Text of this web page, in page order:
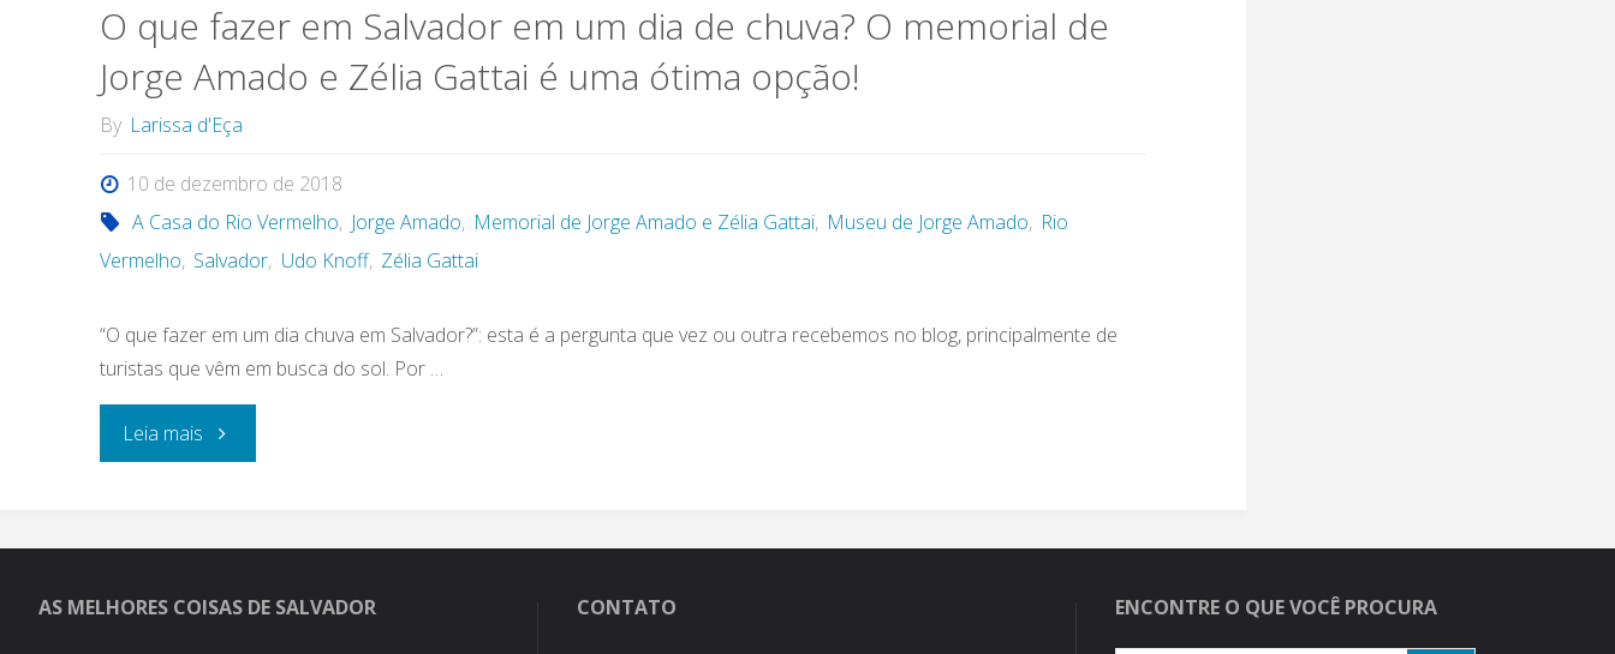
O que fazer em Salvador em um dia de chuva? O memorial de
Jorge Amado e Zélia Gattai é uma ótima opção!
By Larissa d'Eça
10 de dezembro de 2018
A Casa do Rio Vermelho, Jorge Amado, Memorial de Jorge Amado e Zélia Gattai, Museu de Jorge Amado, Rio
Vermelho, Salvador, Udo Knoff, Zélia Gattai
“O que fazer em um dia chuva em Salvador?”: esta é a pergunta que vez ou outra recebemos no blog, principalmente de
turistas que vêm em busca do sol. Por …
Leia mais "O
fazer
em
AS MELHORES COISAS DE SALVADOR CONTATO ENCONTRE O QUE VOCÊ PROCURA